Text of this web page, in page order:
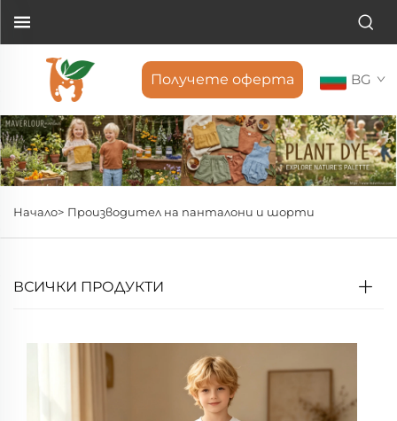
Получете оферта BG
Начало> Производител на панталони и шорти
ВСИЧКИ ПРОДУКТИ